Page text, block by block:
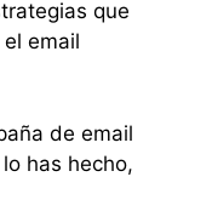
que
email
de email
has hecho,